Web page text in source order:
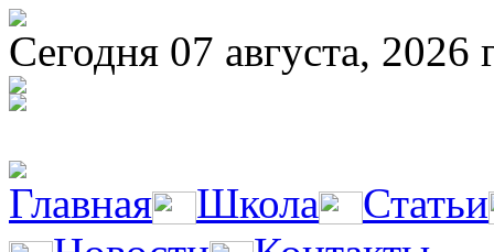
Сегодня 07 августа,
Главная Школа
Статьи